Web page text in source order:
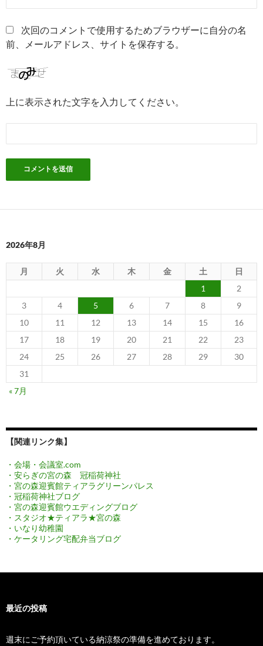
次回のコメントで使用するためブラウザーに自分の名
前、メールアドレス、サイトを保存する。
上に表示された文字を入力してください。
2026年8月
月 火 水 木 金 土
日
1
2
3
4 5 6 7 8
9
10
11 12 13 14 15
16
17
18 19 20 21 22
23
24
25 26 27 28 29
30
31
« 7月
【関連リンク集】
・会場・会議室.com
・安らぎの宮の森 冠稲荷神社
・宮の森迎賓館ティアラグリーンパレス
・冠稲荷神社ブログ
・宮の森迎賓館ウエディングブログ
・スタジオ★ティアラ★宮の森
・いなり幼稚園
・ケータリング宅配弁当ブログ
最近の投稿
週末にご予約頂いている納涼祭の準備を進めております。